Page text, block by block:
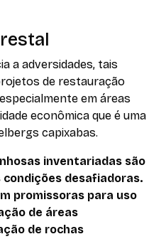
a adversidades, tais
de restauração
em áreas
econômica que é uma
capixabas.
inventariadas são
condições desafiadoras.
promissoras para uso
de áreas
de rochas